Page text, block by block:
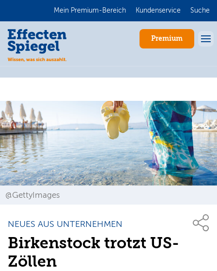
Mein Premium-Bereich Kundenservice Suche
Premium
@GettyImages
NEUES AUS UNTERNEHMEN
Birkenstock trotzt US-
Zöllen
Anmelden